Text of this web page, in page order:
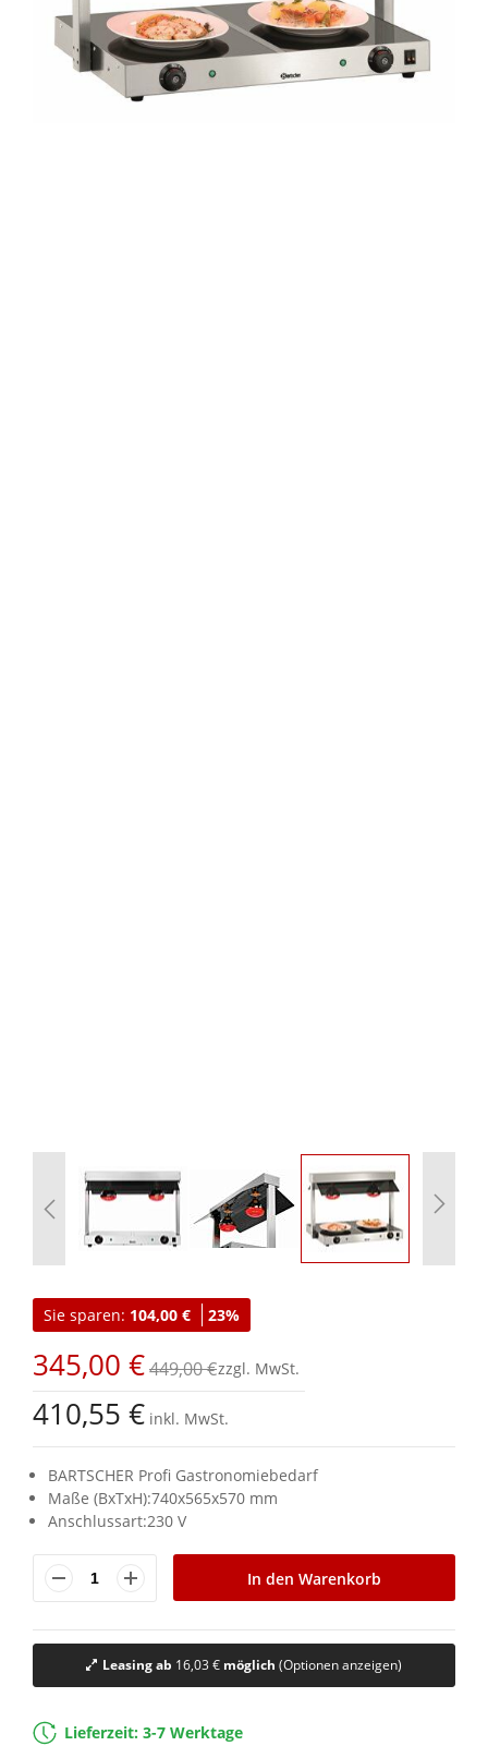
Anfang
der
springen
Sie sparen: 104,00 € 23%
345,00 €449,00 €
410,55 € inkl. MwSt.
BARTSCHER Profi Gastronomiebedarf
Maße (BxTxH):740x565x570 mm
Anschlussart:230 V
In den Warenkorb
Leasing ab 16,03 € möglich (Optionen anzeigen)
Lieferzeit: 3-7 Werktage